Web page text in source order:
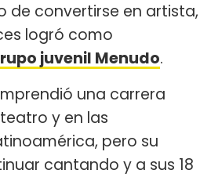
de convertirse en artista,
logró como
juvenil Menudo.
una carrera
y en las
pero su
cantando y a sus 18